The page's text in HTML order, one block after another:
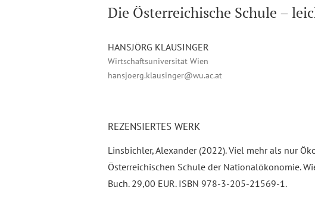
Die Österreichische Schule –
HANSJÖRG KLAUSINGER
Wirtschaftsuniversität Wien
hansjoerg.klausinger@wu.ac.at
REZENSIERTES WERK
Linsbichler, Alexander (2022). Viel mehr als nur
Österreichischen Schule der Nationalökonomie.
Buch. 29,00 EUR. ISBN 978-3-205-21569-1.